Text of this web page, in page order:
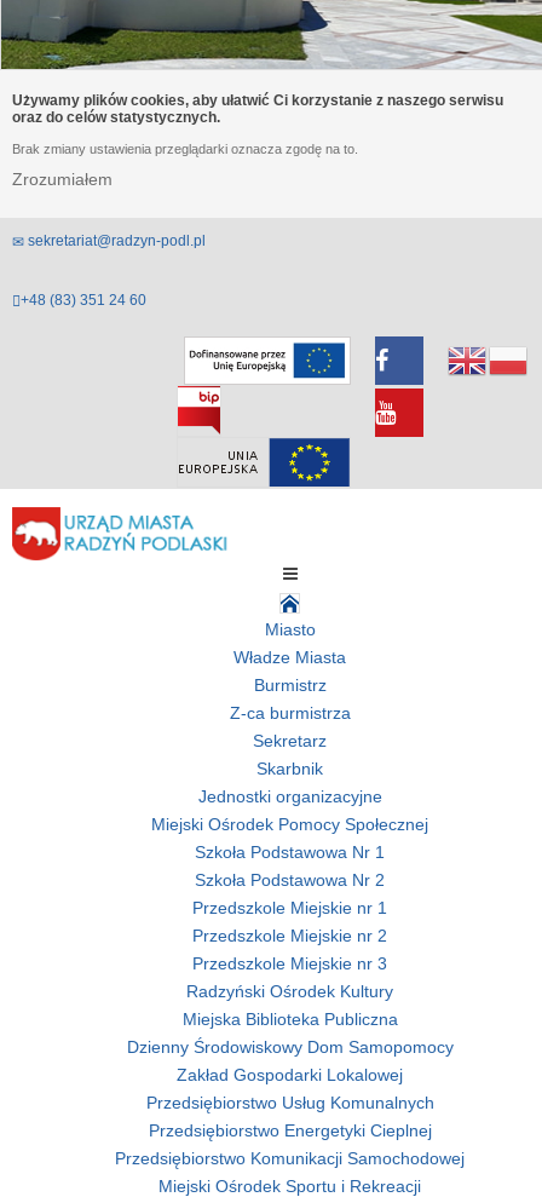
Używamy plików cookies, aby ułatwić Ci korzystanie z naszego serwisu
oraz do celów statystycznych.
Brak zmiany ustawienia przeglądarki oznacza zgodę na to.
Zrozumiałem
sekretariat@radzyn-podl.pl
+48 (83) 351 24 60
Miasto
Władze Miasta
Burmistrz
Z-ca burmistrza
Sekretarz
Skarbnik
Jednostki organizacyjne
Miejski Ośrodek Pomocy Społecznej
Szkoła Podstawowa Nr 1
Szkoła Podstawowa Nr 2
Przedszkole Miejskie nr 1
Przedszkole Miejskie nr 2
Przedszkole Miejskie nr 3
Radzyński Ośrodek Kultury
Miejska Biblioteka Publiczna
Dzienny Środowiskowy Dom Samopomocy
Zakład Gospodarki Lokalowej
Przedsiębiorstwo Usług Komunalnych
Przedsiębiorstwo Energetyki Cieplnej
Przedsiębiorstwo Komunikacji Samochodowej
Miejski Ośrodek Sportu i Rekreacji